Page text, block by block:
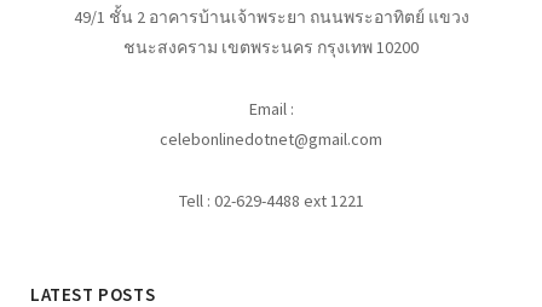
49/1 ชั้น 2 อาคารบ้านเจ้าพระยา ถนนพระอาทิตย์ แขวง
ชนะสงคราม เขตพระนคร กรุงเทพ 10200
Email :
celebonlinedotnet@gmail.com
Tell : 02-629-4488 ext 1221
LATEST POSTS